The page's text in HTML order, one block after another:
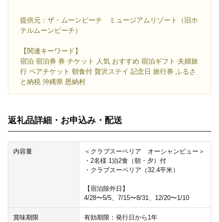
提供元：ザ・ムーンビーチ ミュージアムリゾート（旧ホ
テルムーンビーチ）
【関連キーワード】
宿泊 宿泊券 券 チケット 人気 おすすめ 宿泊ギフト 夫婦旅
行 ペアチケット 朝食付 贅沢ステイ 記念日 旅行券 ふるさ
と納税 沖縄県 恩納村
返礼品詳細・お申込み・配送
内容量
＜クラブスーペリア オーシャンビュー＞
・2名様 1泊2食（朝・夕）付
・クラブスーペリア（32.4平米）
【宿泊除外日】
4/28〜5/5、7/15〜8/31、12/20〜1/10
賞味期限 有効期限：発行日から1年